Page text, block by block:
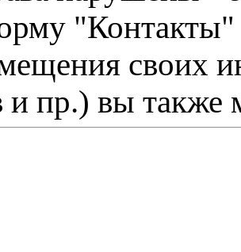
"Контакты"
своих
и пр.) вы также